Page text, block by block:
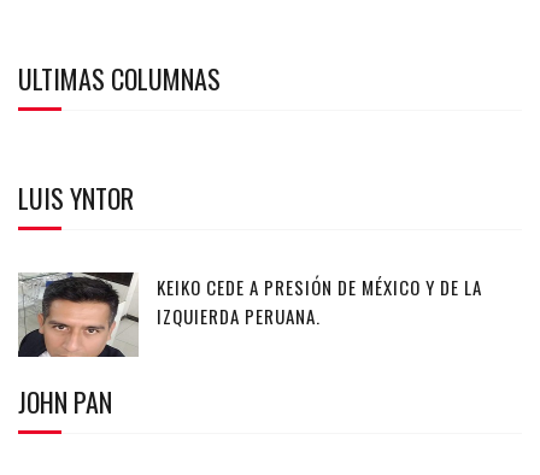
ULTIMAS COLUMNAS
LUIS YNTOR
KEIKO CEDE A PRESIÓN DE MÉXICO Y DE LA
IZQUIERDA PERUANA.
JOHN PAN